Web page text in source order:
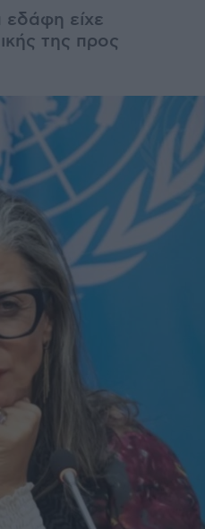
εδάφη είχε
της προς